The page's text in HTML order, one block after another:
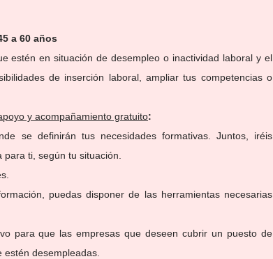
a 60 años
estén en situación de desempleo o inactividad laboral y el
de inserción laboral, ampliar tus competencias o
y acompañamiento gratuito:
se definirán tus necesidades formativas. Juntos, iréis
ti, según tu situación.
puedas disponer de las herramientas necesarias
para que las empresas que deseen cubrir un puesto de
desempleadas.